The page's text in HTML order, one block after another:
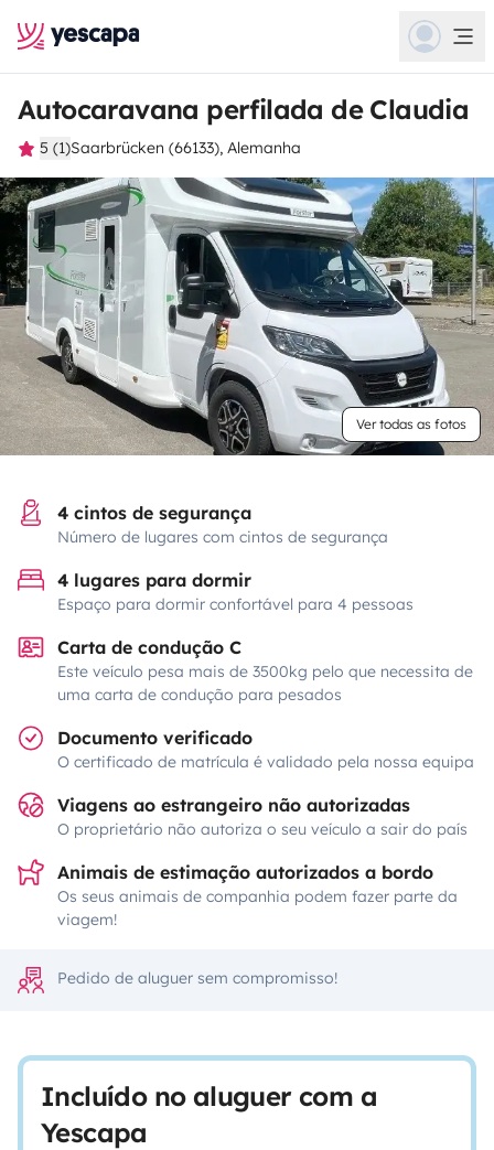
Autocaravana perfilada de Claudia
5 (1)Saarbrücken (66133), Alemanha
Ver todas as fotos
4 cintos de segurança
Número de lugares com cintos de segurança
4 lugares para dormir
Espaço para dormir confortável para 4 pessoas
Carta de condução C
Este veículo pesa mais de 3500kg pelo que necessita de
uma carta de condução para pesados
Documento verificado
O certificado de matrícula é validado pela nossa equipa
Viagens ao estrangeiro não autorizadas
O proprietário não autoriza o seu veículo a sair do país
Animais de estimação autorizados a bordo
Os seus animais de companhia podem fazer parte da
viagem!
Pedido de aluguer sem compromisso!
Incluído no aluguer com a
Yescapa